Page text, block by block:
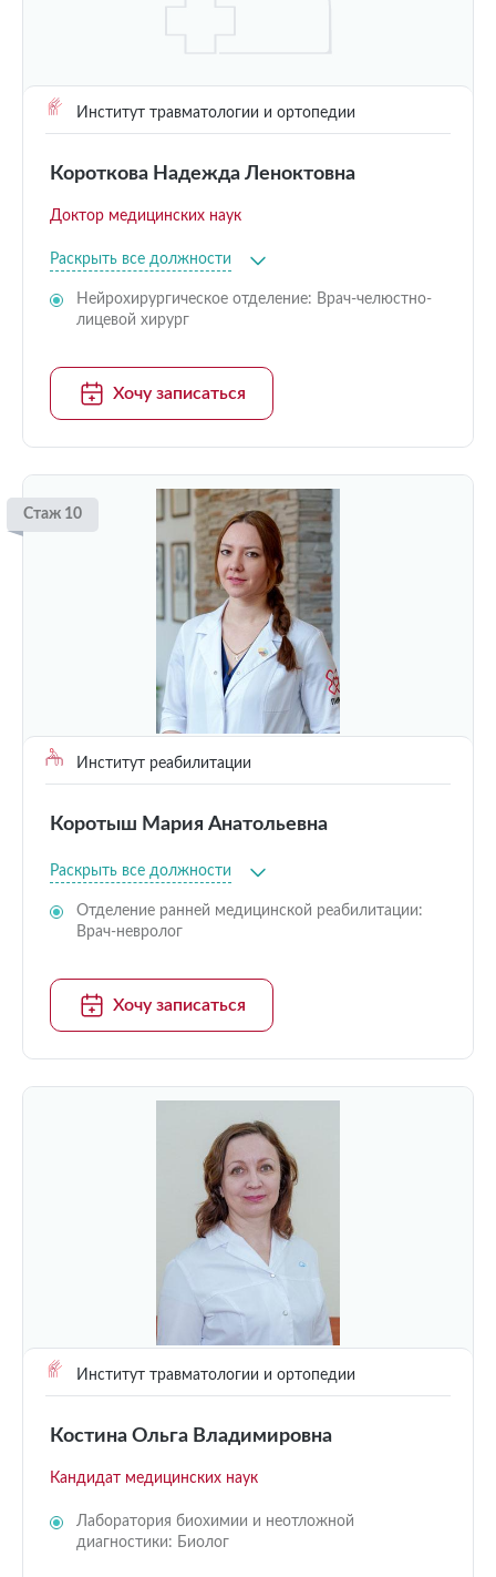
Институт травматологии и ортопедии
Короткова Надежда Леноктовна
Доктор медицинских наук
Раскрыть все должности
Нейрохирургическое отделение: Врач-челюстно-
лицевой хирург
Хочу записаться
Стаж 10
Институт реабилитации
Коротыш Мария Анатольевна
Раскрыть все должности
Отделение ранней медицинской реабилитации:
Врач-невролог
Хочу записаться
Институт травматологии и ортопедии
Костина Ольга Владимировна
Кандидат медицинских наук
Лаборатория биохимии и неотложной
диагностики: Биолог